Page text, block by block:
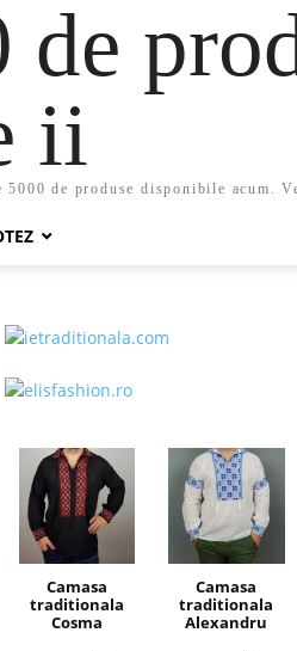
de
ii
de produse disponibile acum.
Camasa
traditionala
Cosma
Camasa
traditionala
Alexandru